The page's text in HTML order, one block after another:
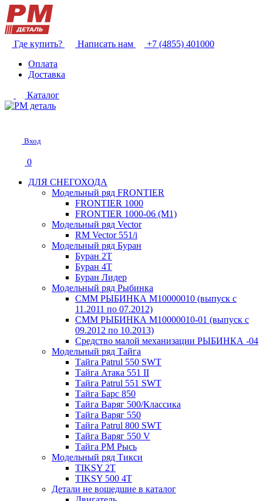
Где купить? Написать нам
+7 (4855) 401000
Оплата
Доставка
Каталог
Вход
0
ДЛЯ СНЕГОХОДА
Модельный ряд FRONTIER
FRONTIER 1000
FRONTIER 1000-06 (М1)
Модельный ряд Vector
RM Vector 551/i
Модельный ряд Буран
Буран 2Т
Буран 4Т
Буран Лидер
Модельный ряд Рыбинка
СММ РЫБИНКА M10000010 (выпуск с
11.2011 по 07.2012)
СММ РЫБИНКА M10000010-01 (выпуск с
09.2012 по 10.2013)
Средство малой механизации РЫБИНКА -04
Модельный ряд Тайга
Тайга Patrul 550 SWT
Тайга Атака 551 II
Тайга Patrul 551 SWT
Тайга Барс 850
Тайга Варяг 500/Классика
Тайга Варяг 550
Тайга Patrul 800 SWT
Тайга Варяг 550 V
Тайга РМ Рысь
Модельный ряд Тикси
TIKSY 2T
TIKSY 500 4T
Детали не вошедшие в каталог